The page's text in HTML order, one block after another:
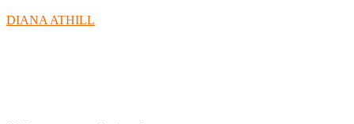
DIANA ATHILL